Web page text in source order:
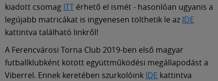
kiadott csomag ITT érhető el ismét - hasonlóan ugyanis a
legújabb matricákat is ingyenesen tölthetik le az IDE
kattintva található linkről!
A Ferencvárosi Torna Club 2019-ben első magyar
futballklubként kötött együttműködési megállapodást a
Viberrel. Ennek keretében szurkolóink IDE kattintva